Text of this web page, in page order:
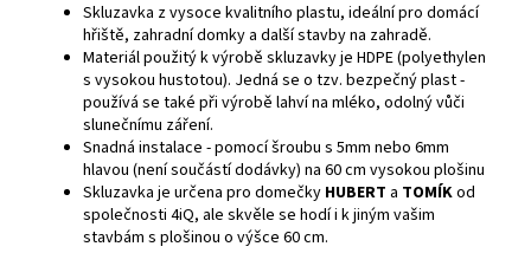
Skluzavka z vysoce kvalitního plastu, ideální pro domácí
hřiště, zahradní domky a další stavby na zahradě.
Materiál použitý k výrobě skluzavky je HDPE (polyethylen
s vysokou hustotou). Jedná se o tzv. bezpečný plast -
používá se také při výrobě lahví na mléko, odolný vůči
slunečnímu záření.
Snadná instalace - pomocí šroubu s 5mm nebo 6mm
hlavou (není součástí dodávky) na 60 cm vysokou plošinu
Skluzavka je určena pro domečky HUBERT a TOMÍKod
společnosti 4iQ, ale skvěle se hodí i k jiným vašim
stavbám s plošinou o výšce 60 cm.